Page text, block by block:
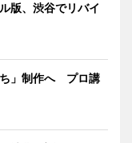
版、渋谷でリバイ
ち」制作へ プロ講